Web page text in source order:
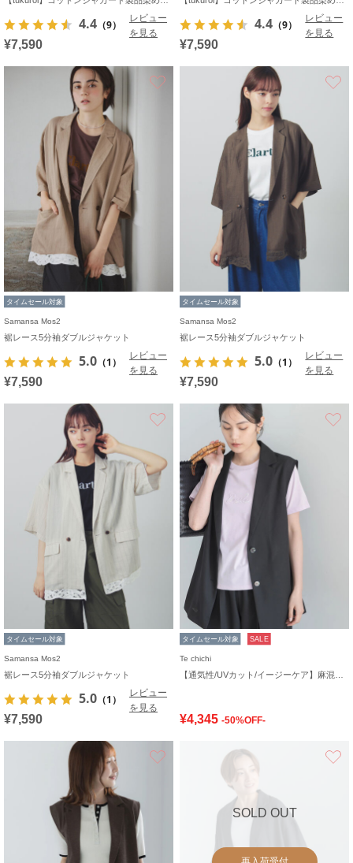
4.4 （9）
レビュー
を見る
¥7,590
4.4 （9）
レビュー
を見る
¥7,590
タイムセール対象
Samansa Mos2
裾レース5分袖ダブルジャケット
5.0 （1）
レビュー
を見る
¥7,590
タイムセール対象
Samansa Mos2
裾レース5分袖ダブルジャケット
5.0 （1）
レビュー
を見る
¥7,590
お気に入り
タイムセール対象
Samansa Mos2
裾レース5分袖ダブルジャケット
5.0 （1）
レビュー
を見る
¥7,590
タイムセール対象 SALE
Te chichi
¥4,345 -50%OFF-
SOLD OUT